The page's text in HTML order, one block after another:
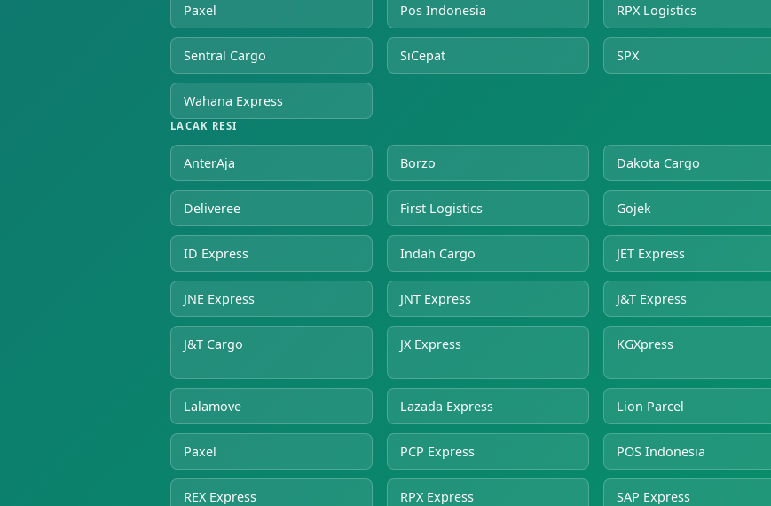
Paxel Pos Indonesia RPX Logistics
Sentral Cargo SiCepat SPX
Wahana Express
LACAK RESI
AnterAja Borzo Dakota Cargo
Deliveree First Logistics Gojek
ID Express Indah Cargo JET Express
JNE Express JNT Express J&T Express
J&T Cargo JX Express KGXpress
Lalamove Lazada Express Lion Parcel
Paxel PCP Express POS Indonesia
REX Express RPX Express SAP Express